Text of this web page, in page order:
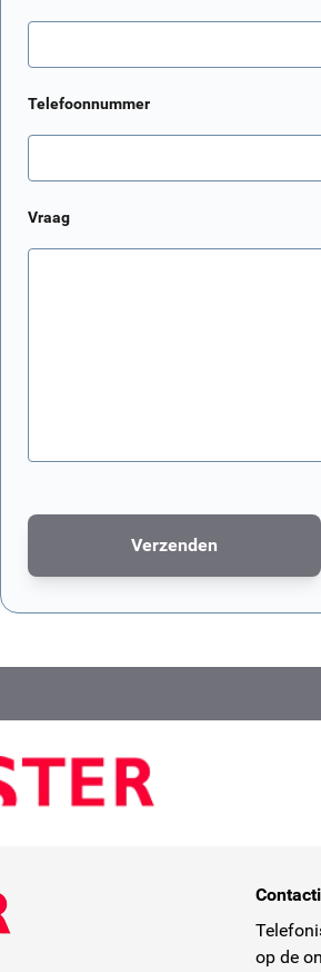
Telefoonnummer
Vraag
Verzenden
Dit formulier wordt beschermd door
op de